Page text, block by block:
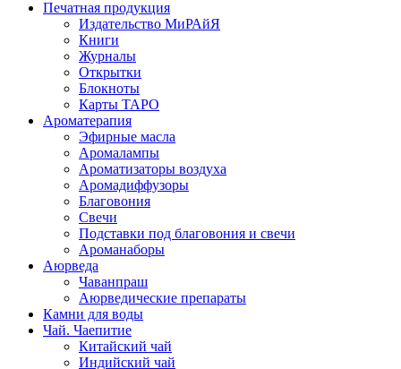
Печатная продукция
Издательство МиРАйЯ
Книги
Журналы
Открытки
Блокноты
Карты ТАРО
Ароматерапия
Эфирные масла
Аромалампы
Ароматизаторы воздуха
Аромадиффузоры
Благовония
Свечи
Подставки под благовония и свечи
Ароманаборы
Аюрведа
Чаванпраш
Аюрведические препараты
Камни для воды
Чай. Чаепитие
Китайский чай
Индийский чай